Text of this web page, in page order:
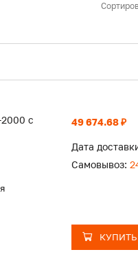
с
49 674.68 ₽
Дата
Самовывоз:
КУПИТЬ